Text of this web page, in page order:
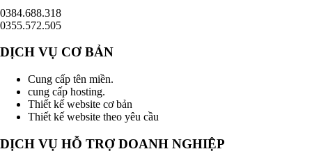
0384.688.318
0355.572.505
DỊCH VỤ CƠ BẢN
Cung cấp tên miền.
cung cấp hosting.
Thiết kế website cơ bản
Thiết kế website theo yêu cầu
DỊCH VỤ HỖ TRỢ DOANH NGHIỆP